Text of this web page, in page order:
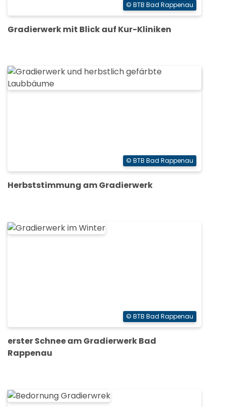
© BTB Bad Rappenau
Gradierwerk mit Blick auf Kur-Kliniken
© BTB Bad Rappenau
Herbststimmung am Gradierwerk
© BTB Bad Rappenau
erster Schnee am Gradierwerk Bad
Rappenau